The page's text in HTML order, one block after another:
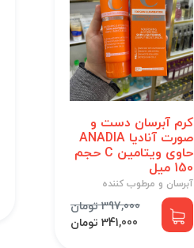
کرم آبرسان دست و
صورت آنادیا ANADIA
حاوی ویتامین C حجم
150 میل
آبرسان و مرطوب کننده
397,000 تومان
341,000 تومان